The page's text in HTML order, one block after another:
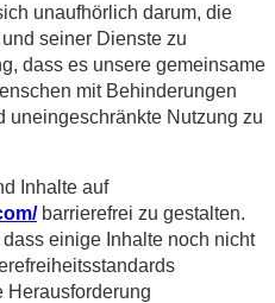
unaufhörlich darum, die
seiner Dienste zu
dass es unsere gemeinsame
mit Behinderungen
uneingeschränkte Nutzung zu
Inhalte auf
barrierefrei zu gestalten.
einige Inhalte noch nicht
Herausforderung